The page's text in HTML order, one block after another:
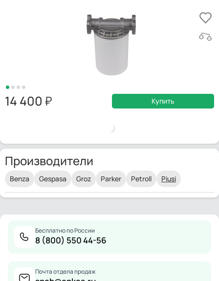
14 400 Купить
Производители
Benza Gespasa Groz Parker Petroll Piusi
Бесплатно по России
8 (800) 550 44-56
Почта отдела продаж